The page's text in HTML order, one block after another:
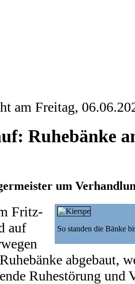
am Freitag,
Ruhebänke
um
So standen die Bänke
Fritz-
auf
abgebaut,
Ruhestörung und